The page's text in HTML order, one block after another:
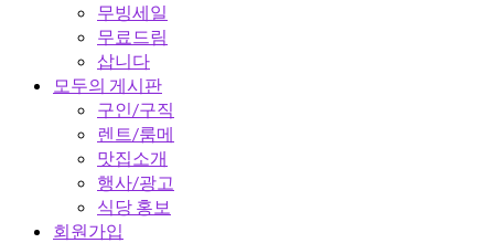
무빙세일
무료드림
삽니다
모두의 게시판
구인/구직
렌트/룸메
맛집소개
행사/광고
식당 홍보
회원가입